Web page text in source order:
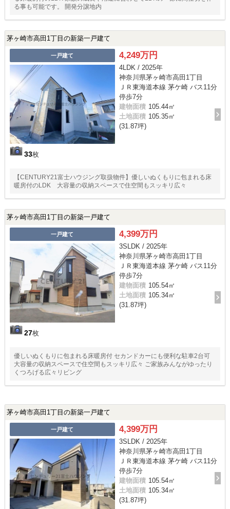
る事も可能です。 開発分譲地内
茅ヶ崎市高田1丁目の新築一戸建て
一戸建て
33枚
4,249万円
4LDK / 2025年
神奈川県茅ヶ崎市高田1丁目
ＪＲ東海道本線 茅ケ崎 バス11分
停歩7分
建物面積 105.44㎡
土地面積 105.35㎡
(31.87坪)
【CENTURY21富士ハウジング取扱物件】優しいぬくもりに包まれる床
暖房付のLDK 大容量の収納スペースで住空間もスッキリ広々
茅ヶ崎市高田1丁目の新築一戸建て
一戸建て
27枚
4,399万円
3SLDK / 2025年
神奈川県茅ヶ崎市高田1丁目
ＪＲ東海道本線 茅ケ崎 バス11分
停歩7分
建物面積 105.54㎡
土地面積 105.34㎡
(31.87坪)
優しいぬくもりに包まれる床暖房付 セカンドカーにも便利な駐車2台可
大容量の収納スペースで住空間もスッキリ広々 ご家族みんながゆったり
くつろげる広々リビング
茅ヶ崎市高田1丁目の新築一戸建て
一戸建て 4,399万円
3SLDK / 2025年
神奈川県茅ヶ崎市高田1丁目
ＪＲ東海道本線 茅ケ崎 バス11分
停歩7分
建物面積 105.54㎡
土地面積 105.34㎡
(31.87坪)